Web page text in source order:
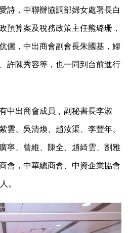
詩，中聯辦協調部婦女處署長白
預算案及稅務政策主任熊璐珊，
儷，中出商會副會長朱國基，婦
許陳秀容等，也一同到台前進行
中出商會成員，副秘書長李淑
雲、吳清煥、趙汝渠、李豐年、
寧、曾維、陳全、趙綺雲、劉雅
會，中華總商會、中資企業協會
。